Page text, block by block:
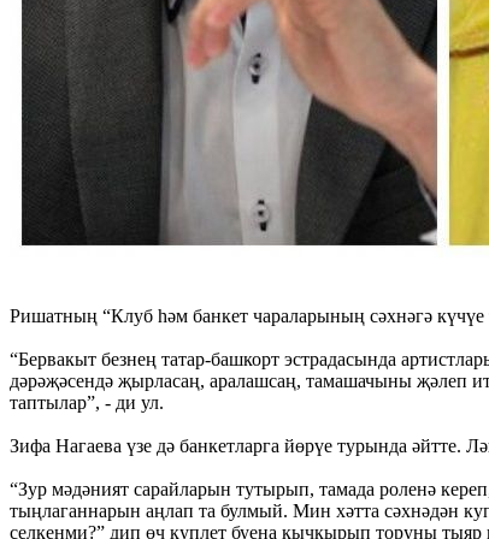
Ришатның “Клуб һәм банкет чараларының сәхнәгә
“Бервакыт безнең татар-башкорт эстрадасында
дәрәҗәсендә җырласаң, аралашсаң, тамашачыны җәлеп
таптылар”, - ди ул.
Зифа Нагаева үзе дә банкетларга йөрүе турында әйтте.
“Зур мәдәният сарайларын тутырып, тамада роленә
тыңлаганнарын аңлап та булмый. Мин хәтта сәхнәдән
селкенми?” дип өч куплет буена кычкырып торуны